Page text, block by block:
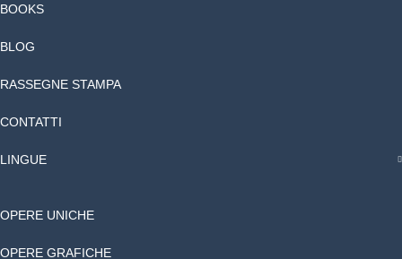
BOOKS
BLOG
RASSEGNE STAMPA
CONTATTI
LINGUE
OPERE UNICHE
OPERE GRAFICHE